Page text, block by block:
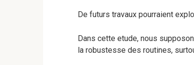
De futurs travaux pourraient
Dans cette etude, nous
la robustesse des routines,